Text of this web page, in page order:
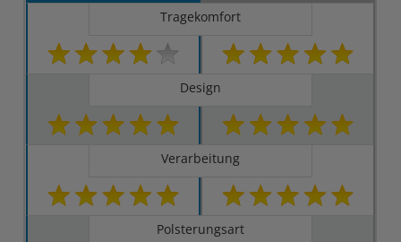
Tragekomfort
Design
Verarbeitung
Polsterungsart